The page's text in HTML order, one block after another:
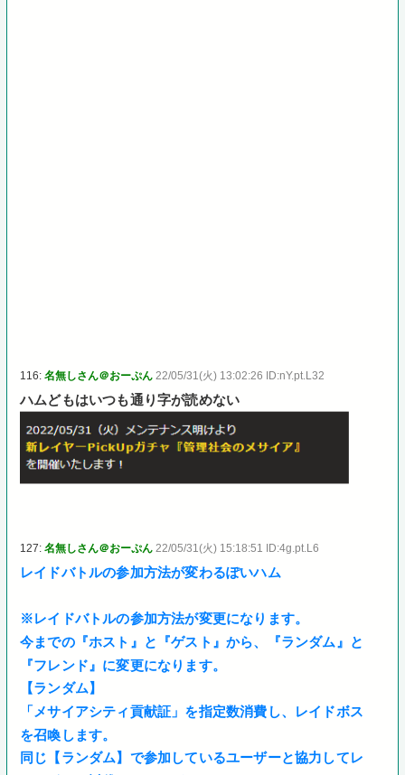
116:名無しさん＠おーぷん 22/05/31(火) 13:02:26 ID:nY.pt.L32
ハムどもはいつも通り字が読めない
127:名無しさん＠おーぷん 22/05/31(火) 15:18:51 ID:4g.pt.L6
レイドバトルの参加方法が変わるぽいハム
※レイドバトルの参加方法が変更になります。
今までの『ホスト』と『ゲスト』から、『ランダム』と
『フレンド』に変更になります。
【ランダム】
「メサイアシティ貢献証」を指定数消費し、レイドボス
を召喚します。
同じ【ランダム】で参加しているユーザーと協力してレ